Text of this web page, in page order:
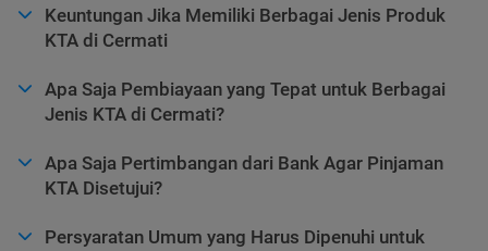
Keuntungan Jika Memiliki Berbagai Jenis Produk
KTA di Cermati
Apa Saja Pembiayaan yang Tepat untuk Berbagai
Jenis KTA di Cermati?
Apa Saja Pertimbangan dari Bank Agar Pinjaman
KTA Disetujui?
Persyaratan Umum yang Harus Dipenuhi untuk